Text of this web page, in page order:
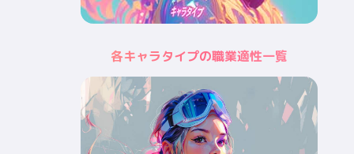
各キャラタイプの職業適性一覧